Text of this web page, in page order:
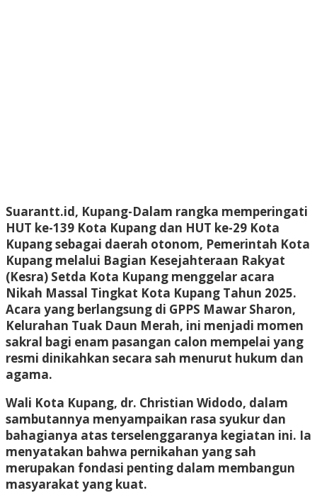
Suarantt.id, Kupang-Dalam rangka memperingati
HUT ke-139 Kota Kupang dan HUT ke-29 Kota
Kupang sebagai daerah otonom, Pemerintah Kota
Kupang melalui Bagian Kesejahteraan Rakyat
(Kesra) Setda Kota Kupang menggelar acara
Nikah Massal Tingkat Kota Kupang Tahun 2025.
Acara yang berlangsung di GPPS Mawar Sharon,
Kelurahan Tuak Daun Merah, ini menjadi momen
sakral bagi enam pasangan calon mempelai yang
resmi dinikahkan secara sah menurut hukum dan
agama.
Wali Kota Kupang, dr. Christian Widodo, dalam
sambutannya menyampaikan rasa syukur dan
bahagianya atas terselenggaranya kegiatan ini. Ia
menyatakan bahwa pernikahan yang sah
merupakan fondasi penting dalam membangun
masyarakat yang kuat.